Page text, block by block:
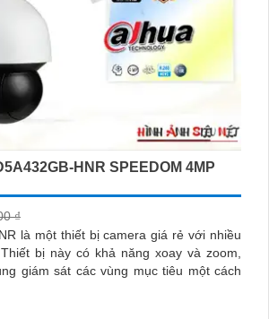
HNR SPEEDOM 4MP
₫
là một thiết bị camera giá rẻ với nhiều
giám sát các vùng mục tiêu một cách